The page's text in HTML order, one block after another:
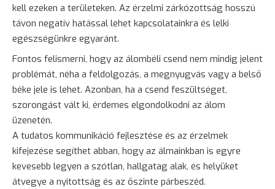
kell ezeken a területeken. Az érzelmi zárkózottság hosszú
távon negatív hatással lehet kapcsolatainkra és lelki
egészségünkre egyaránt.
Fontos felismerni, hogy az álombéli csend nem mindig jelent
problémát, néha a feldolgozás, a megnyugvás vagy a belső
béke jele is lehet. Azonban, ha a csend feszültséget,
szorongást vált ki, érdemes elgondolkodni az álom
üzenetén.
A tudatos kommunikáció fejlesztése és az érzelmek
kifejezése segíthet abban, hogy az álmainkban is egyre
kevesebb legyen a szótlan, hallgatag alak, és helyüket
átvegye a nyitottság és az őszinte párbeszéd.